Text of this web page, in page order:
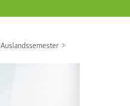
Auslandssemester